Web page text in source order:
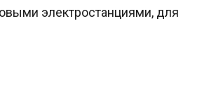
электростанциями, для